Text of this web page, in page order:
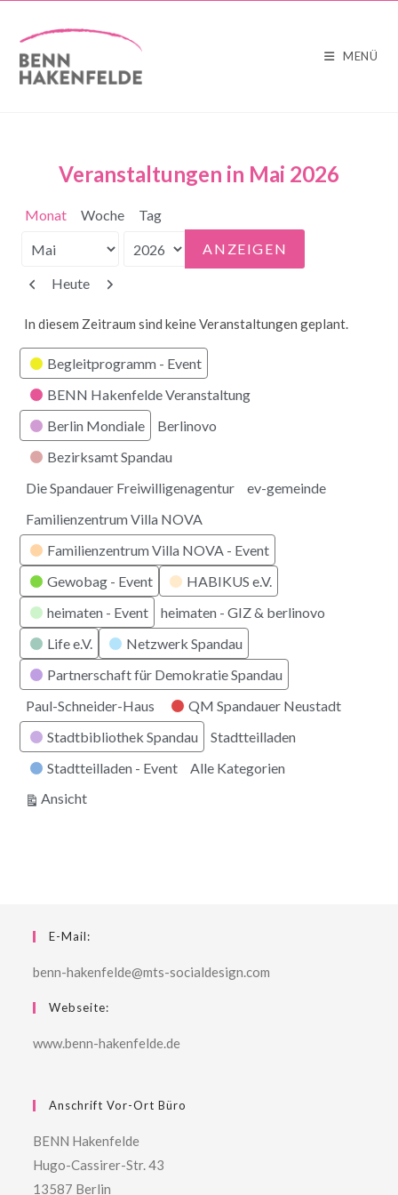
MENÜ
Veranstaltungen in Mai 2026
Monat Woche Tag
Monat
Jahr
Zurück
Heute Weiter
In diesem Zeitraum sind keine Veranstaltungen geplant.
Kategorien
Begleitprogramm - Event
BENN Hakenfelde Veranstaltung
Berlin Mondiale
Berlinovo
Bezirksamt Spandau
Die Spandauer Freiwilligenagentur
ev-gemeinde
Familienzentrum Villa NOVA
Familienzentrum Villa NOVA - Event
Gewobag - Event
HABIKUS e.V.
heimaten - Event
heimaten - GIZ & berlinovo
Life e.V.
Netzwerk Spandau
Partnerschaft für Demokratie Spandau
Paul-Schneider-Haus
QM Spandauer Neustadt
Stadtbibliothek Spandau
Stadtteilladen
Stadtteilladen - Event
Alle Kategorien
Ansichtausdrucken
E-Mail:
benn-hakenfelde@mts-socialdesign.com
Webseite:
www.benn-hakenfelde.de
Anschrift Vor-Ort Büro
BENN Hakenfelde
Hugo-Cassirer-Str. 43
13587 Berlin